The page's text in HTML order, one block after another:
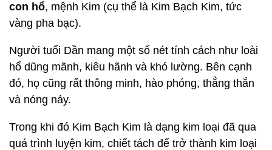
con hổ, mệnh Kim (cụ thể là Kim Bạch Kim, tức
vàng pha bạc).
Người tuổi Dần mang một số nét tính cách như loài
hổ dũng mãnh, kiêu hãnh và khó lường. Bên cạnh
đó, họ cũng rất thông minh, hào phóng, thẳng thắn
và nóng nảy.
Trong khi đó Kim Bạch Kim là dạng kim loại đã qua
quá trình luyện kim, chiết tách để trở thành kim loại